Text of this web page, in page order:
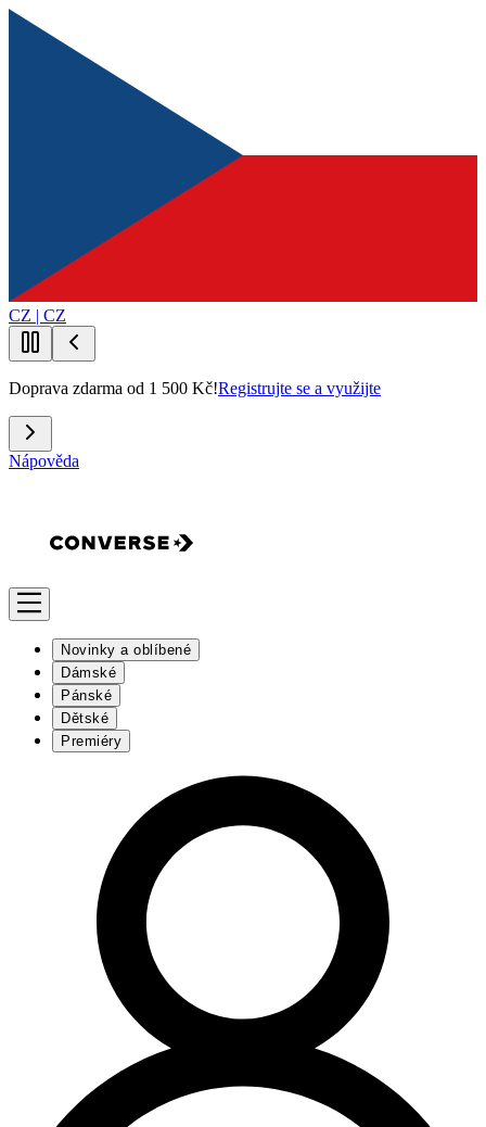
CZ | CZ
Doprava zdarma od 1 500 Kč!Registrujte se a využijte
Nápověda
Novinky a oblíbené
Dámské
Pánské
Dětské
Premiéry